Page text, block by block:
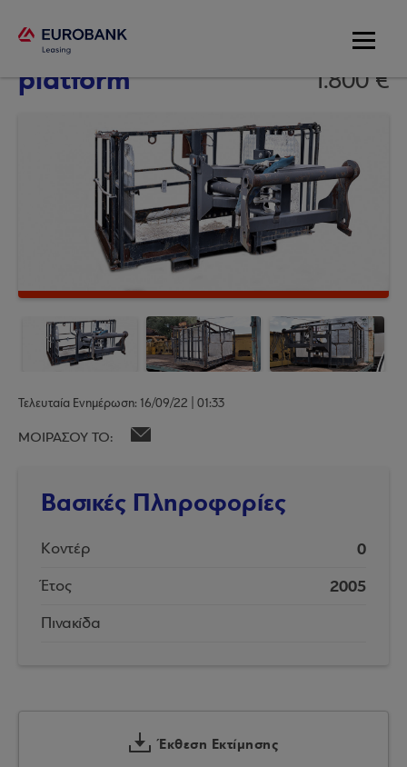
Manitou
platform
1.800 €
Τελευταία Ενημέρωση: 16/09/22 | 01:33
ΜΟΙΡΑΣΟΥ ΤΟ:
Βασικές Πληροφορίες
Κοντέρ 0
Έτος 2005
Πινακίδα
Έκθεση Εκτίμησης